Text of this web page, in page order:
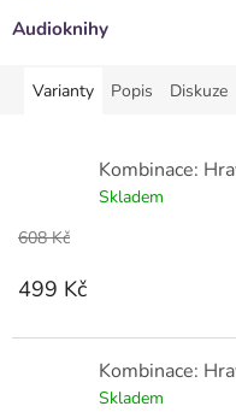
Audioknihy
Varianty Popis Diskuze
Kombinace:
Skladem
608 Kč
499 Kč
Kombinace:
Skladem